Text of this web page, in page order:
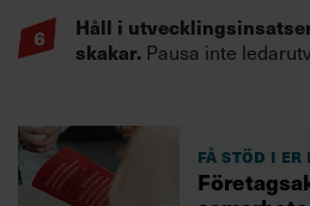
Håll i
skakar. Pausa inte
Få stöd i